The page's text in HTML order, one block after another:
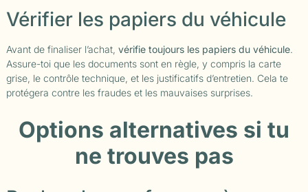
Vérifier les papiers du véhicule
Avant de finaliser l’achat, vérifie toujours les papiers du véhicule.
Assure-toi que les documents sont en règle, y compris la carte
grise, le contrôle technique, et les justificatifs d’entretien. Cela te
protégera contre les fraudes et les mauvaises surprises.
Options alternatives si tu
ne trouves pas